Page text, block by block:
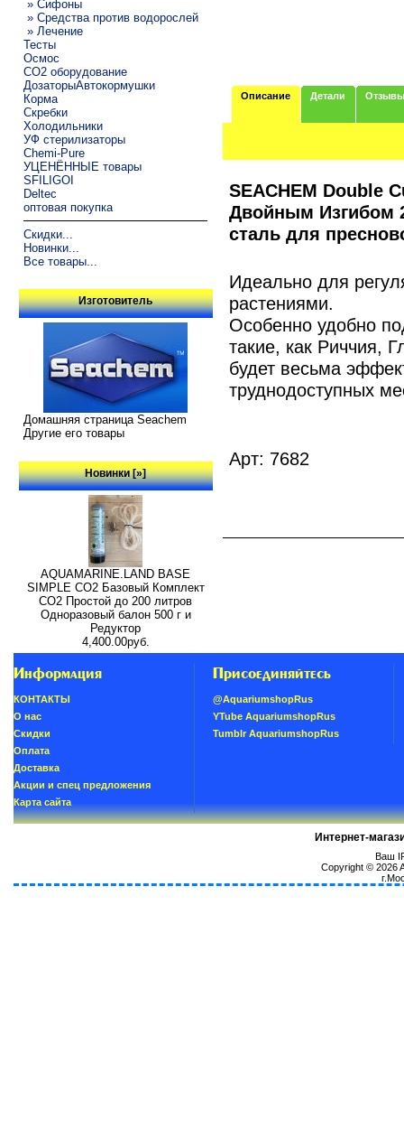
» Сифоны
» Средства против водорослей
» Лечение
Тесты
Осмос
CO2 оборудование
ДозаторыАвтокормушки
Корма
Скребки
Холодильники
УФ стерилизаторы
Chemi-Pure
УЦЕНЁННЫЕ товары
SFILIGOI
Deltec
оптовая покупка
Скидки...
Новинки...
Все товары...
Изготовитель
Домашняя страница Seachem
Другие его товары
Новинки [»]
AQUAMARINE.LAND BASE
SIMPLE СО2 Базовый Комплект
СО2 Простой до 200 литров
Одноразовый балон 500 г и
Редуктор
4,400.00руб.
Описание Детали Отзывы
SEACHEM Double
Двойным Изгибом
сталь для
Идеально для
растениями.
Особенно удобно
такие, как Риччия,
будет весьма
труднодоступных
Арт: 7682
Информация
КОНТАКТЫ
О нас
Скидки
Oплатa
Доставка
Акции и спец предложения
Карта сайта
Присоединяйтесь
@AquariumshopRus
YTube AquariumshopRus
Tumblr AquariumshopRus
Интернет-
Ваш
Copyright © 2026